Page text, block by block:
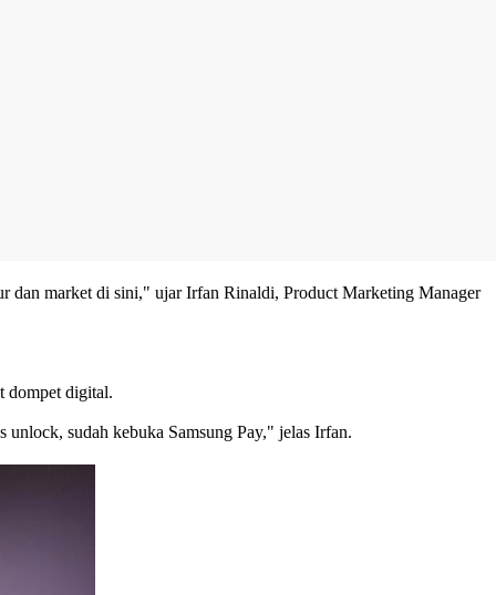
dan market di sini," ujar Irfan Rinaldi, Product Marketing Manager
dompet digital.
sudah kebuka Samsung Pay," jelas Irfan.